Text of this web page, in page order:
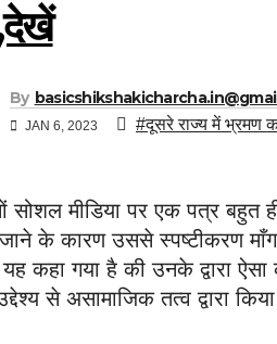
By
JAN 6, 2023 #दूसरे राज्य में भ्रमण
सोशल मीडिया पर एक पत्र बहुत
के कारण उससे स्पष्टीकरण
कहा गया है की उनके द्वारा
से असामाजिक तत्व द्वारा किया